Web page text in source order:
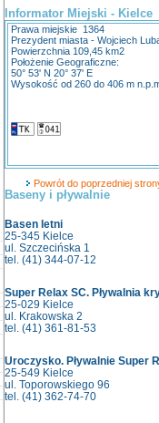
Informator Miejski - Kielce
Prawa miejskie 1364
Prezydent miasta - Wojciech
Powierzchnia 109,45 km2
Położenie Geograficzne:
50° 53' N 20° 37' E
Wysokość od 260 do 406 m
Powrót do poprzedniej
Baseny i pływalnie
Basen letni
25-345 Kielce
ul. Szczecińska 1
tel. (41) 344-07-12
Super Relax SC. Pływalnia
25-029 Kielce
ul. Krakowska 2
tel. (41) 361-81-53
Uroczysko. Pływalnie Super
25-549 Kielce
ul. Toporowskiego 96
tel. (41) 362-74-70